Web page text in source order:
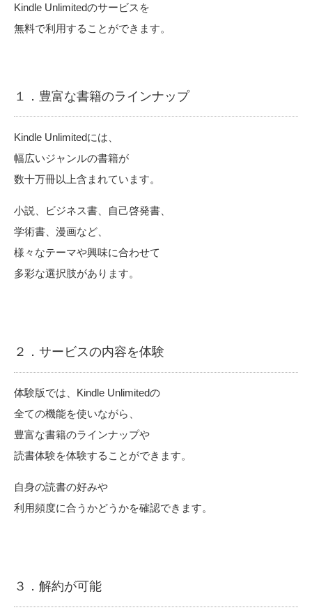
Kindle Unlimitedのサービスを
無料で利用することができます。
１．豊富な書籍のラインナップ
Kindle Unlimitedには、
幅広いジャンルの書籍が
数十万冊以上含まれています。
小説、ビジネス書、自己啓発書、
学術書、漫画など、
様々なテーマや興味に合わせて
多彩な選択肢があります。
２．サービスの内容を体験
体験版では、Kindle Unlimitedの
全ての機能を使いながら、
豊富な書籍のラインナップや
読書体験を体験することができます。
自身の読書の好みや
利用頻度に合うかどうかを確認できます。
３．解約が可能